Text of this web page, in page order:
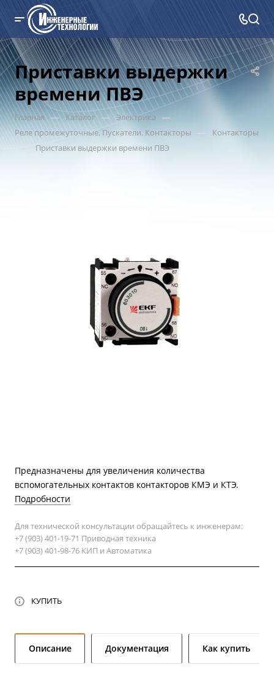
Приставки выдержки
времени ПВЭ
Главная — Каталог — Электрика —
Реле промежуточные. Пускатели. Контакторы — Контакторы
Приставки выдержки времени ПВЭ
Предназначены для увеличения количества
вспомогательных контактов контакторов КМЭ и КТЭ.
Подробности
Для технической консультации обращайтесь к инженерам:
+7 (903) 401-19-71 Приводная техника
+7 (903) 401-98-76 КИП и Автоматика
КУПИТЬ
Описание Документация Как купить